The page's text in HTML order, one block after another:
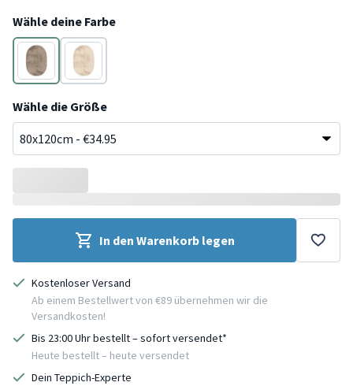
Wähle deine Farbe
Taupe
Creme
Wähle die Größe
In den Warenkorb legen
Kostenloser Versand
Ab einem Bestellwert von €89 übernehmen wir die
Versandkosten!
Bis 23:00 Uhr bestellt – sofort versendet*
Heute bestellt – heute versendet
Dein Teppich-Experte